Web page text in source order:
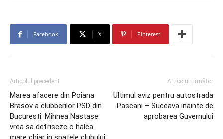
Facebook X Pinterest
Articolul precedent
Marea afacere din Poiana
Brasov a clubberilor PSD din
Bucuresti. Mihnea Nastase
vrea sa defriseze o halca
mare chiar in spatele clubului
Articolul următor
Ultimul aviz pentru autostrada
Pascani – Suceava inainte de
aprobarea Guvernului